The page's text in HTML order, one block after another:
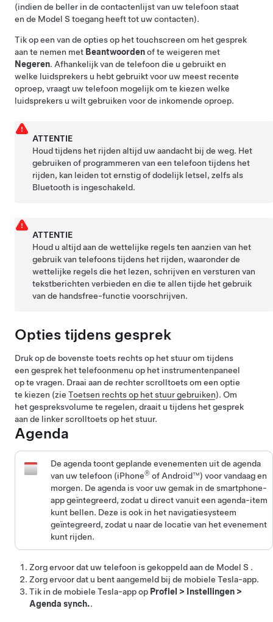
(indien de beller in de contactenlijst van uw telefoon staat
en de Model S toegang heeft tot uw contacten).
Tik op een van de opties op het touchscreen om het gesprek
aan te nemen met Beantwoordenof te weigeren met
Negeren. Afhankelijk van de telefoon die u gebruikt en
welke luidsprekers u hebt gebruikt voor uw meest recente
oproep, vraagt uw telefoon mogelijk om te kiezen welke
luidsprekers u wilt gebruiken voor de inkomende oproep.
ATTENTIE
Houd tijdens het rijden altijd uw aandacht bij de weg. Het
gebruiken of programmeren van een telefoon tijdens het
rijden, kan leiden tot ernstig of dodelijk letsel, zelfs als
Bluetooth is ingeschakeld.
ATTENTIE
Houd u altijd aan de wettelijke regels ten aanzien van het
gebruik van telefoons tijdens het rijden, waaronder de
wettelijke regels die het lezen, schrijven en versturen van
tekstberichten verbieden en die te allen tijde het gebruik
van de handsfree-functie voorschrijven.
Opties tijdens gesprek
Druk op de bovenste toets rechts op het stuur om tijdens
een gesprek het telefoonmenu op het instrumentenpaneel
op te vragen. Draai aan de rechter scrolltoets om een optie
te kiezen (zie Toetsen rechts op het stuur gebruiken). Om
het gespreksvolume te regelen, draait u tijdens het gesprek
aan de linker scrolltoets op het stuur.
Agenda
De agenda toont geplande evenementen uit de agenda
van uw telefoon (iPhone® of Android™) voor vandaag en
morgen. De agenda is voor uw gemak in de smartphone-
app geïntegreerd, zodat u direct vanuit een agenda-item
kunt bellen. Deze is ook in het navigatiesysteem
geïntegreerd, zodat u naar de locatie van het evenement
kunt rijden.
Zorg ervoor dat uw telefoon is gekoppeld aan de Model S .
Zorg ervoor dat u bent aangemeld bij de mobiele Tesla-app.
Tik in de mobiele Tesla-app op Profiel > Instellingen >
Agenda synch..